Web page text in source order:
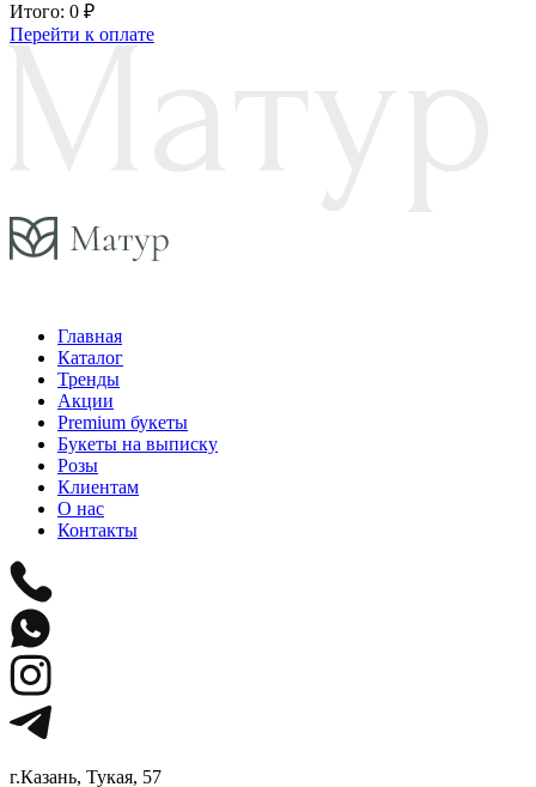
Итого: 0 ₽
Перейти к оплате
Главная
Каталог
Тренды
Акции
Premium букеты
Букеты на выписку
Розы
Клиентам
О нас
Контакты
г.Казань, Тукая, 57